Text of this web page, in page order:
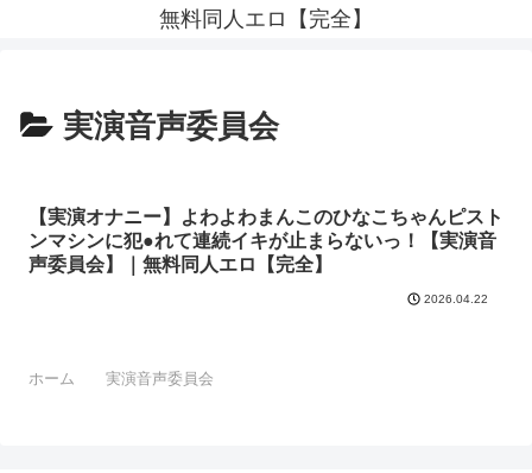
無料同人エロ【完全】
実演音声委員会
【実演オナニー】よわよわまんこのひなこちゃんピスト
ンマシンに犯●れて連続イキが止まらないっ！【実演音
声委員会】｜無料同人エロ【完全】
2026.04.22
ホーム 実演音声委員会